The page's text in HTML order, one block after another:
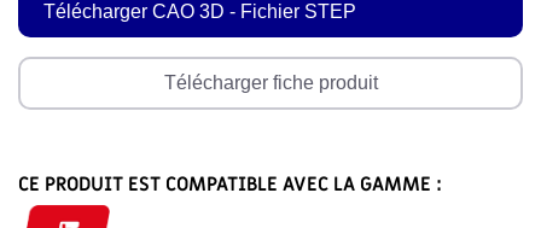
Télécharger CAO 3D - Fichier STEP
Télécharger fiche produit
CE PRODUIT EST COMPATIBLE AVEC LA GAMME :